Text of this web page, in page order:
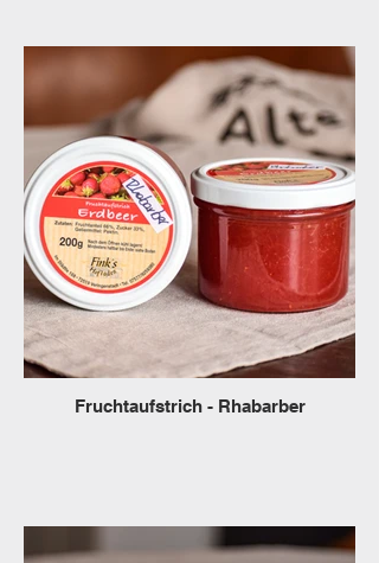
Fruchtaufstrich - Rhabarber